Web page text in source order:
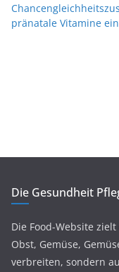
pränatale Vitamine
Die Gesundheit
Die Food-Website
Obst, Gemüse,
verbreiten, sondern